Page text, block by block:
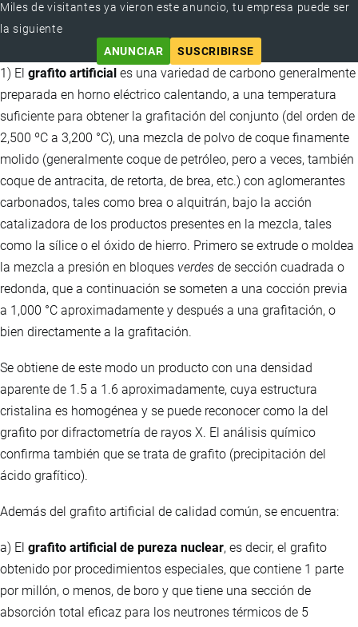
Miles de visitantes ya vieron este anuncio, tu empresa puede ser
la siguiente
ANUNCIAR
SUSCRIBIRSE
1) El grafito artificial es una variedad de carbono generalmente
preparada en horno eléctrico calentando, a una temperatura
suficiente para obtener la grafitación del conjunto (del orden de
2,500 ºC a 3,200 °C), una mezcla de polvo de coque finamente
molido (generalmente coque de petróleo, pero a veces, también
coque de antracita, de retorta, de brea, etc.) con aglomerantes
carbonados, tales como brea o alquitrán, bajo la acción
catalizadora de los productos presentes en la mezcla, tales
como la sílice o el óxido de hierro. Primero se extrude o moldea
la mezcla a presión en bloques verdes de sección cuadrada o
redonda, que a continuación se someten a una cocción previa
a 1,000 °C aproximadamente y después a una grafitación, o
bien directamente a la grafitación.
Se obtiene de este modo un producto con una densidad
aparente de 1.5 a 1.6 aproximadamente, cuya estructura
cristalina es homogénea y se puede reconocer como la del
grafito por difractometría de rayos X. El análisis químico
confirma también que se trata de grafito (precipitación del
ácido grafítico).
Además del grafito artificial de calidad común, se encuentra:
a) El grafito artificial de pureza nuclear, es decir, el grafito
obtenido por procedimientos especiales, que contiene 1 parte
por millón, o menos, de boro y que tiene una sección de
absorción total eficaz para los neutrones térmicos de 5